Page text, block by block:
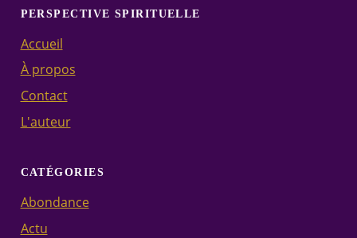
PERSPECTIVE SPIRITUELLE
Accueil
À propos
Contact
L'auteur
CATÉGORIES
Abondance
Actu